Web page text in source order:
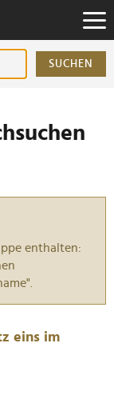
SUCHEN
enthalten:
eins im